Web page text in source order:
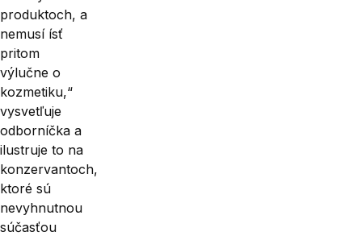
pro­duktoch, a
nemusí ísť
pritom
výlučne o
kozmetiku,“
vysvetľuje
odborníčka a
ilustruje to na
konzervantoch,
ktoré sú
nevyhnutnou
súčasťou